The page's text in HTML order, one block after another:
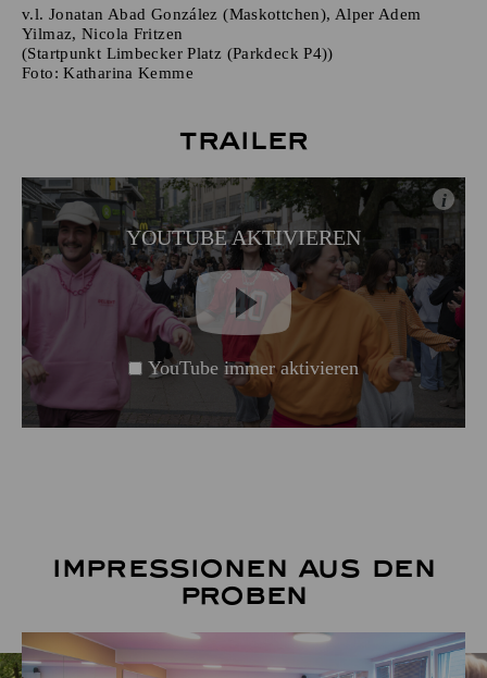
v.l. Jonatan Abad González (Maskottchen), Alper Adem
Yilmaz, Nicola Fritzen
(Startpunkt Limbecker Platz (Parkdeck P4))
Foto: Katharina Kemme
Trailer
YOUTUBE AKTIVIEREN
i
YouTube immer aktivieren
Impressionen aus den
Proben